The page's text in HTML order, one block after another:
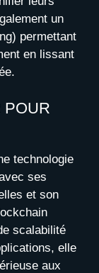
un
permettant
en lissant
POUR
technologie
ses
et son
scalabilité
elle
aux